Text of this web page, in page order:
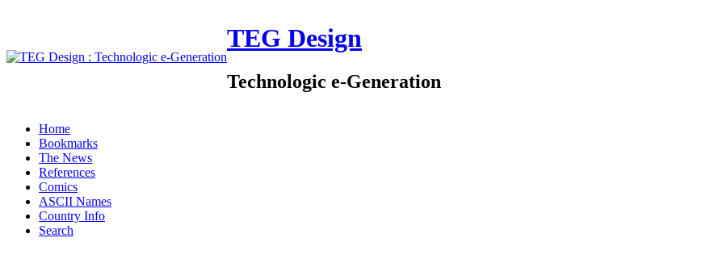
TEG Design
Technologic e-Generation
Home
Bookmarks
The News
References
Comics
ASCII Names
Country Info
Search